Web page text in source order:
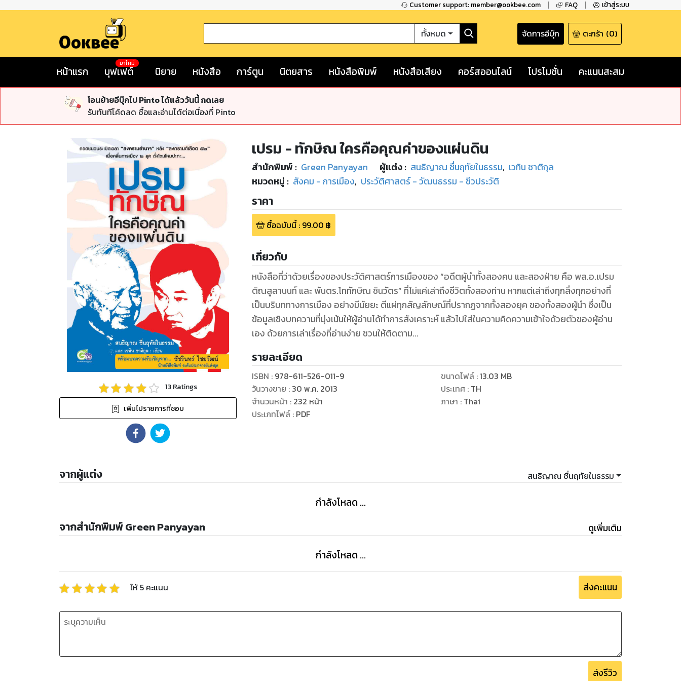
Customer support: member@ookbee.com FAQ เข้าสู่ระบบ
ทั้งหมด จัดการอีบุ๊ก ตะกร้า (0)
หน้าแรก บุฟเฟต์
มาใหม่
นิยาย หนังสือ การ์ตูน นิตยสาร หนังสือพิมพ์ หนังสือเสียง คอร์สออนไลน์ โปรโมชั่น คะแนนสะสม
โอนย้ายอีบุ๊กไป Pinto ได้แล้ววันนี้ กดเลย
รับทันทีโค้ดลด ซื้อและอ่านได้ต่อเนื่องที่ Pinto
13Ratings
เพิ่มไปรายการที่ชอบ
เปรม - ทักษิณ ใครคือคุณค่าของแผ่นดิน
สำนักพิมพ์ : Green Panyayan ผู้แต่ง : สนธิญาณ ชื่นฤทัยในธรรม, เวทิน ชาติกุล
หมวดหมู่ : สังคม - การเมือง, ประวัติศาสตร์ - วัฒนธรรม - ชีวประวัติ
ราคา
ซื้อฉบับนี้: 99.00 ฿
เกี่ยวกับ
หนังสือที่ว่าด้วยเรื่องของประวัติศาสตร์การเมืองของ “อดีตผู้นำทั้งสองคน และสองฝ่าย คือ พล.อ.เปรม
ติณสูลานนท์ และ พันตร.โททักษิณ ชินวัตร” ที่ไม่แค่เล่าถึงชีวิตทั้งสองท่าน หากแต่เล่าถึงทุกสิ่งทุกอย่างที่
เป็นบริบททางการเมือง อย่างมีนัยยะ ตีแผ่ทุกสัญลักษณ์ที่ปรากฏจากทั้งสองยุค ของทั้งสองผู้นำ ซึ่งเป็น
ข้อมูลเชิงบทความที่มุ่งเน้นให้ผู้อ่านได้ทำการสังเคราะห์ แล้วไปใส่ในความคิดความเข้าใจด้วยตัวของผู้อ่าน
เอง ด้วยการเล่าเรื่องที่อ่านง่าย ชวนให้ติดตาม...
รายละเอียด
ISBN : 978-611-526-011-9
วันวางขาย : 30 พ.ค. 2013
จำนวนหน้า : 232 หน้า
ประเภทไฟล์: PDF
ขนาดไฟล์:13.03 MB
ประเทศ : TH
ภาษา : Thai
จากผู้แต่ง สนธิญาณ ชื่นฤทัยในธรรม
กำลังโหลด ...
จากสำนักพิมพ์ Green Panyayan ดูเพิ่มเติม
กำลังโหลด ...
ให้ 5 คะแนน ส่งคะแนน
ส่งรีวิว